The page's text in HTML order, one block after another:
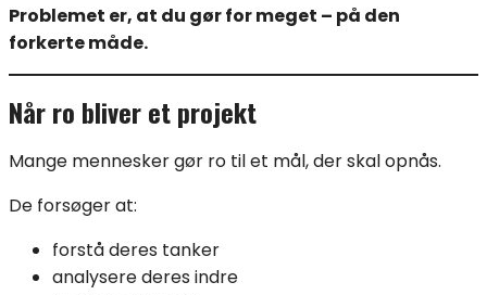
Problemet er, at du gør for meget – på den
forkerte måde.
Når ro bliver et projekt
Mange mennesker gør ro til et mål, der skal opnås.
De forsøger at:
forstå deres tanker
analysere deres indre